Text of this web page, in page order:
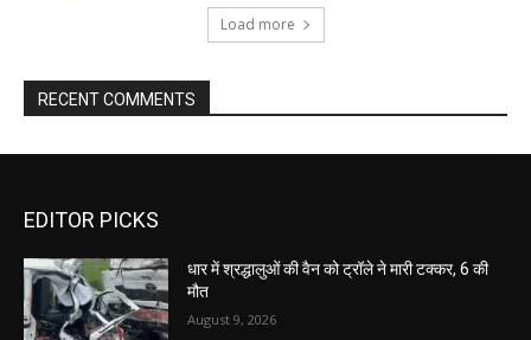
Load more
RECENT COMMENTS
EDITOR PICKS
धार में श्रद्धालुओं की वैन को ट्रॉले ने मारी टक्कर, 6 की
मौत
August 9, 2026